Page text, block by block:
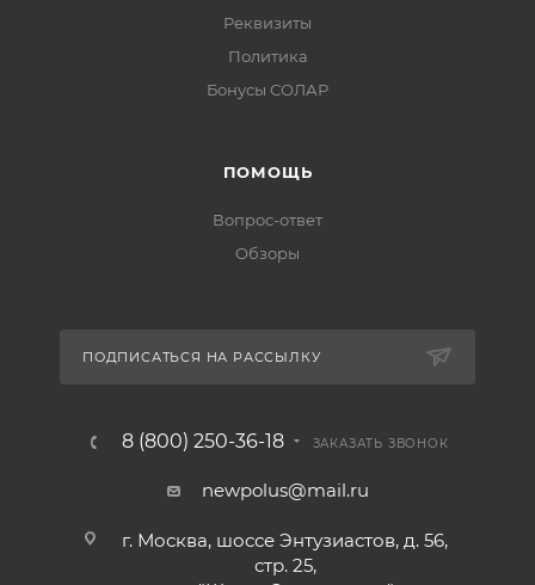
Реквизиты
Политика
Бонусы СОЛАР
ПОМОЩЬ
Вопрос-ответ
Обзоры
ПОДПИСАТЬСЯ НА РАССЫЛКУ
8 (800) 250-36-18 ЗАКАЗАТЬ ЗВОНОК
newpolus@mail.ru
г. Москва, шоссе Энтузиастов, д. 56,
стр. 25,